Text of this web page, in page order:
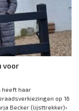
voor
heeft haar
op 16
Becker (lijsttrekker)•